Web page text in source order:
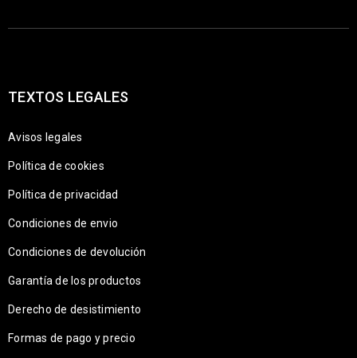
TEXTOS LEGALES
Avisos legales
Política de cookies
Política de privacidad
Condiciones de envio
Condiciones de devolución
Garantía de los productos
Derecho de desistimiento
Formas de pago y precio